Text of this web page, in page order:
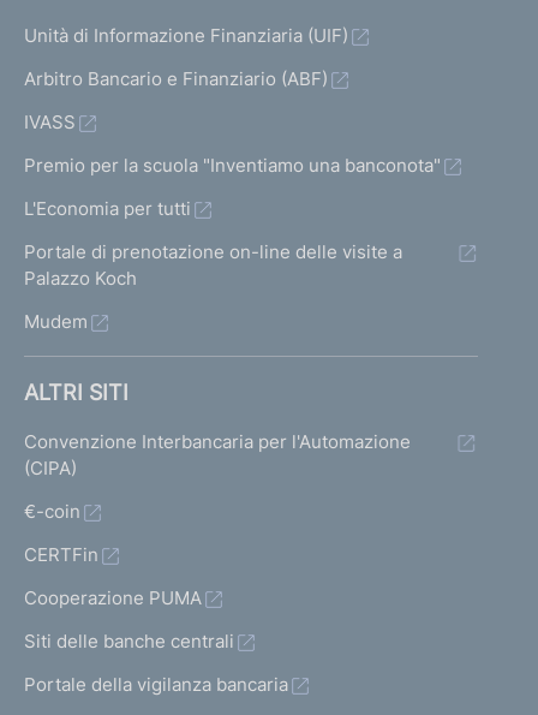
Unità di Informazione Finanziaria (UIF)
Arbitro Bancario e Finanziario (ABF)
IVASS
Premio per la scuola "Inventiamo una banconota"
L'Economia per tutti
Portale di prenotazione on-line delle visite a
Palazzo Koch
Mudem
ALTRI SITI
Convenzione Interbancaria per l'Automazione
(CIPA)
€-coin
CERTFin
Cooperazione PUMA
Siti delle banche centrali
Portale della vigilanza bancaria